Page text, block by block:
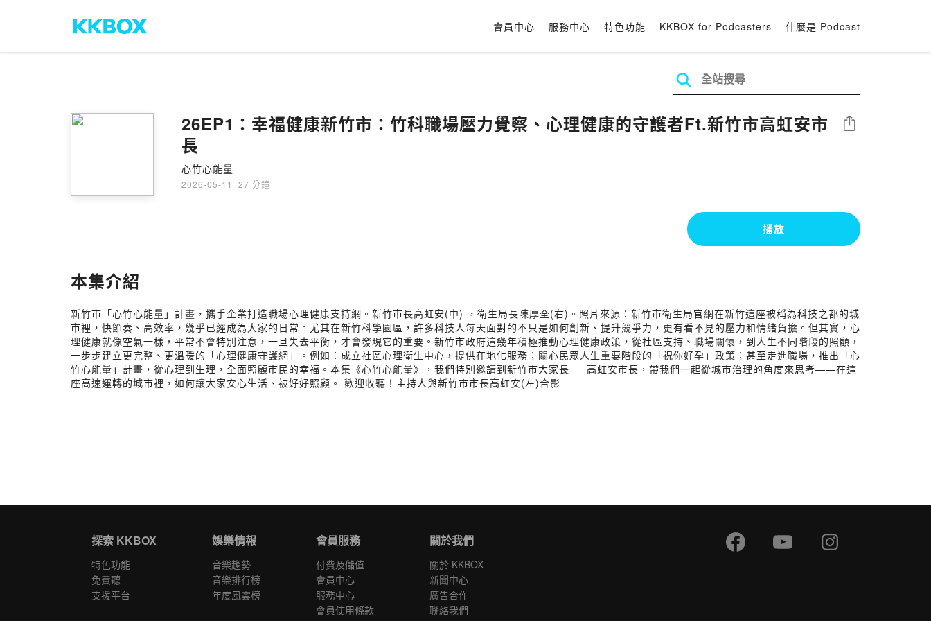
會員中心 服務中心 特色功能 KKBOX for Podcasters 什麼是 Podcast
26EP1：幸福健康新竹市：竹科職場壓力覺察、心理健康的守護者Ft.新竹市高虹安市
長
心竹心能量
2026-05-11 · 27 分鐘
分享
播放
本集介紹
新竹市「心竹心能量」計畫，攜手企業打造職場心理健康支持網。新竹市長高虹安(中) ，衛生局長陳厚全(右)。照片來源：新竹市衛生局官網在新竹這座被稱為科技之都的城
市裡，快節奏、高效率，幾乎已經成為大家的日常。尤其在新竹科學園區，許多科技人每天面對的不只是如何創新、提升競爭力，更有看不見的壓力和情緒負擔。但其實，心
理健康就像空氣一樣，平常不會特別注意，一旦失去平衡，才會發現它的重要。新竹市政府這幾年積極推動心理健康政策，從社區支持、職場關懷，到人生不同階段的照顧，
一步步建立更完整、更溫暖的「心理健康守護網」。例如：成立社區心理衛生中心，提供在地化服務；關心民眾人生重要階段的「祝你好孕」政策；甚至走進職場，推出「心
竹心能量」計畫，從心理到生理，全面照顧市民的幸福。本集《心竹心能量》，我們特別邀請到新竹市大家長 高虹安市長，帶我們一起從城市治理的角度來思考——在這
座高速運轉的城市裡，如何讓大家安心生活、被好好照顧。 歡迎收聽！主持人與新竹市市長高虹安(左)合影
探索 KKBOX
特色功能
免費聽
支援平台
娛樂情報
音樂趨勢
音樂排行榜
年度風雲榜
會員服務
付費及儲值
會員中心
服務中心
會員使用條款
關於我們
關於 KKBOX
新聞中心
廣告合作
聯絡我們